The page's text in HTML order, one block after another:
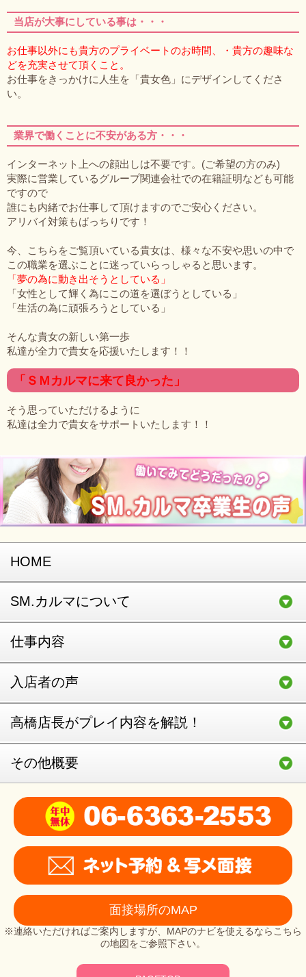
当店が大事にしている事は・・・
お仕事以外にも貴方のプライベートのお時間、・貴方の趣味な
どを充実させて頂くこと。
お仕事をきっかけに人生を「貴女色」にデザインしてくださ
い。
業界で働くことに不安がある方・・・
インターネット上への顔出しは不要です。(ご希望の方のみ)
実際に営業しているグループ関連会社での在籍証明なども可能
ですので
誰にも内緒でお仕事して頂けますのでご安心ください。
アリバイ対策もばっちりです！
今、こちらをご覧頂いている貴女は、様々な不安や思いの中で
この職業を選ぶことに迷っていらっしゃると思います。
「夢の為に動き出そうとしている」
「女性として輝く為にこの道を選ぼうとしている」
「生活の為に頑張ろうとしている」
そんな貴女の新しい第一歩
私達が全力で貴女を応援いたします！！
「ＳＭカルマに来て良かった」
そう思っていただけるように
私達は全力で貴女をサポートいたします！！
HOME
SM.カルマについて
仕事内容
入店者の声
高橋店長がプレイ内容を解説！
その他概要
面接場所のMAP
※連絡いただければご案内しますが、MAPのナビを使えるならこちら
の地図をご参照下さい。